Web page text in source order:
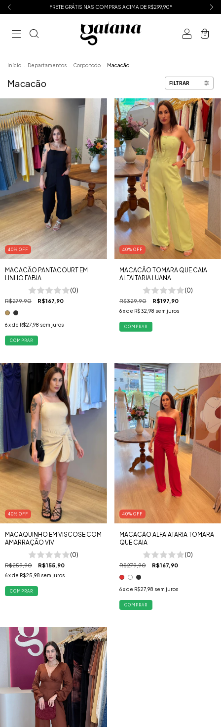
FRETE GRÁTIS NAS COMPRAS ACIMA DE R$299,90*
0
Início Departamentos Corpo todo Macacão
Macacão FILTRAR
40% OFF
MACACÃO PANTACOURT EM
LINHO FABIA
(0)
R$279,90 R$167,90
6x de R$27,98 sem juros
COMPRAR
40% OFF
MACACÃO TOMARA QUE CAIA
ALFAITARIA LUANA
(0)
R$329,90 R$197,90
6 x de R$32,98 sem juros
COMPRAR
40% OFF
MACAQUINHO EM VISCOSE COM
AMARRAÇÃO VIVI
(0)
R$259,90 R$155,90
6x de R$25,98 sem juros
COMPRAR
40% OFF
MACACÃO ALFAIATARIA TOMARA
QUE CAIA
(0)
R$279,90 R$167,90
6 x de R$27,98 sem juros
COMPRAR